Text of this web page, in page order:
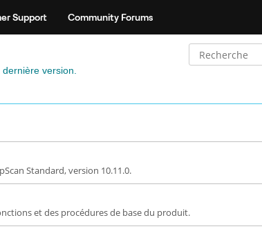
Support Community Forums
version.
Standard, version 10.11.0.
et des procédures de base du produit.